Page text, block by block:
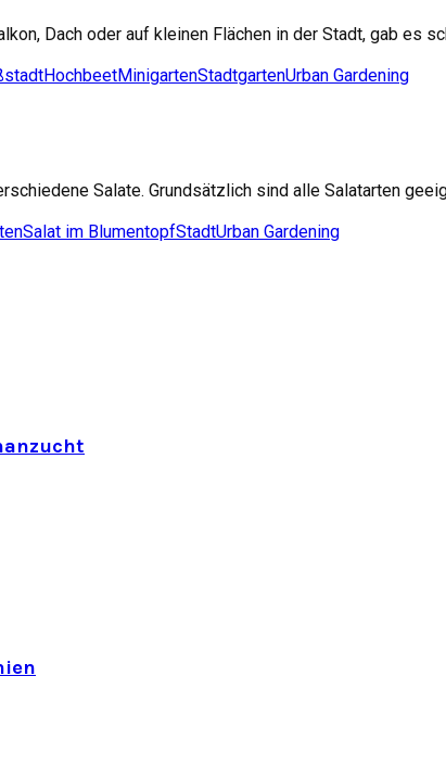
Dach oder auf kleinen Flächen in der Stadt, gab es
HochbeetMinigartenStadtgartenUrban Gardening
Salate. Grundsätzlich sind alle Salatarten
Salat im BlumentopfStadtUrban Gardening